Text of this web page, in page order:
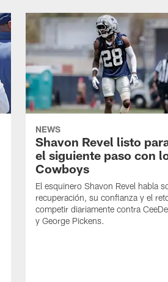
NEWS
Shavon Revel listo
el siguiente paso con
Cowboys
El esquinero Shavon Revel habla
recuperación, su confianza y el
competir diariamente contra
y George Pickens.